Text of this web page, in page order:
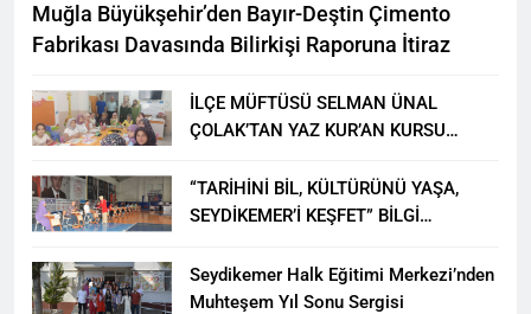
Muğla Büyükşehir’den Bayır-Deştin Çimento
Fabrikası Davasında Bilirkişi Raporuna İtiraz
İLÇE MÜFTÜSÜ SELMAN ÜNAL
ÇOLAK’TAN YAZ KUR’AN KURSU
“TARİHİNİ BİL, KÜLTÜRÜNÜ YAŞA,
SEYDİKEMER’İ KEŞFET” BİLGİ
Seydikemer Halk Eğitimi Merkezi’nden
Muhteşem Yıl Sonu Sergisi